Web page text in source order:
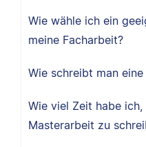
Wie wähle ich ein
meine Facharbeit?
Wie schreibt man
Wie viel Zeit habe ich,
Masterarbeit zu